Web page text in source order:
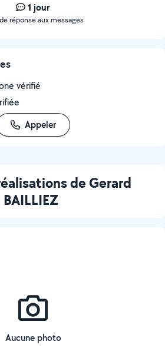
1 jour
réponse aux messages
vérifié
Appeler
de Gerard
BAILLIEZ
Aucune photo